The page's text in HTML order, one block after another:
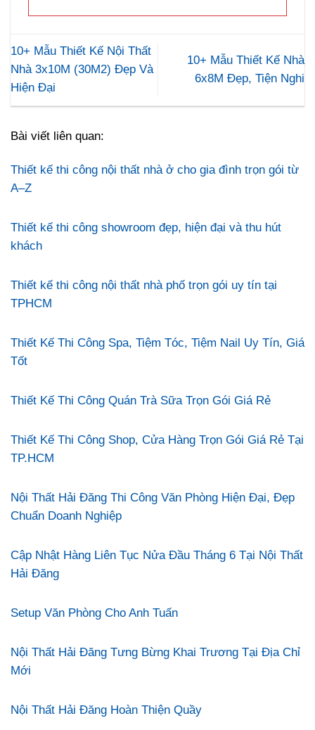
10+ Mẫu Thiết Kế Nội Thất
Nhà 3x10M (30M2) Đẹp Và
Hiện Đại
10+ Mẫu Thiết Kế Nhà
6x8M Đẹp, Tiện Nghi
Bài viết liên quan:
Thiết kế thi công nội thất nhà ở cho gia đình trọn gói từ
A–Z
Thiết kế thi công showroom đẹp, hiện đại và thu hút
khách
Thiết kế thi công nội thất nhà phố trọn gói uy tín tại
TPHCM
Thiết Kế Thi Công Spa, Tiệm Tóc, Tiệm Nail Uy Tín, Giá
Tốt
Thiết Kế Thi Công Quán Trà Sữa Trọn Gói Giá Rẻ
Thiết Kế Thi Công Shop, Cửa Hàng Trọn Gói Giá Rẻ Tại
TP.HCM
Nội Thất Hải Đăng Thi Công Văn Phòng Hiện Đại, Đẹp
Chuẩn Doanh Nghiệp
Cập Nhật Hàng Liên Tục Nửa Đầu Tháng 6 Tại Nội Thất
Hải Đăng
Setup Văn Phòng Cho Anh Tuấn
Nội Thất Hải Đăng Tưng Bừng Khai Trương Tại Địa Chỉ
Mới
Nội Thất Hải Đăng Hoàn Thiện Quầy